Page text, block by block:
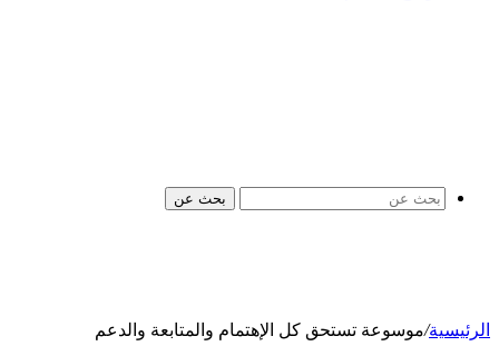
بحث عن
الرئيسية/موسوعة تستحق كل الإهتمام والمتابعة والدعم